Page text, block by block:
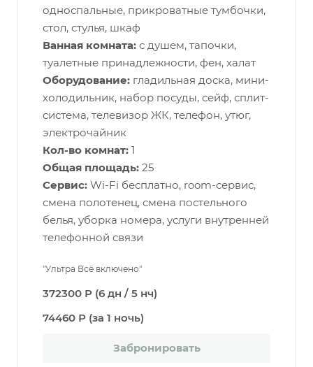
односпальные, прикроватные тумбочки,
стол, стулья, шкаф
Ванная комната: с душем, тапочки,
туалетные принадлежности, фен, халат
Оборудование: гладильная доска, мини-
холодильник, набор посуды, сейф, сплит-
система, телевизор ЖК, телефон, утюг,
электрочайник
Кол-во комнат: 1
Общая площадь: 25
Сервис: Wi-Fi бесплатно, room-сервис,
смена полотенец, смена постельного
белья, уборка номера, услуги внутренней
телефонной связи
"Ультра Всё включено"
372300 Р (6 дн / 5 нч)
74460 Р (за 1 ночь)
Забронировать